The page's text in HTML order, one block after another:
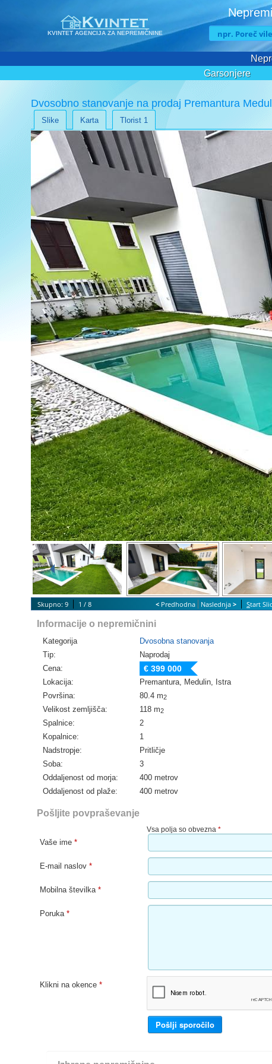
KVINTET AGENCIJA ZA NEPREMIČNINE
Garsonjere
Dvosobno stanovanje na prodaj Premantura
Slike Karta Tlorist 1
Skupno: 9 1 / 8 < Predhodna Naslednja > Start
Informacije o nepremičnini
Kategorija
Dvosobna stanovanja
Tip:
Naprodaj
Cena:
€ 399 000
Lokacija:
Premantura, Medulin, Istra
Površina:
80.4 m2
Velikost zemljišča: 118 m2
Spalnice:
2
Kopalnice:
1
Nadstropje:
Pritličje
Soba:
3
Oddaljenost od morja:
400 metrov
Oddaljenost od plaže:
400 metrov
Pošljite povpraševanje
Vsa polja so obvezna *
Vaše ime *
E-mail naslov *
Mobilna številka *
Poruka *
Klikni na okence *